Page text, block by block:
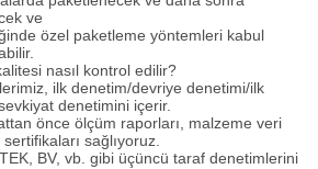
ve
özel paketleme yöntemleri kabul
nasıl kontrol edilir?
ilk denetim/devriye denetimi/ilk
denetimini içerir.
önce ölçüm raporları, malzeme veri
sağlıyoruz.
BV, vb. gibi üçüncü taraf denetimlerini